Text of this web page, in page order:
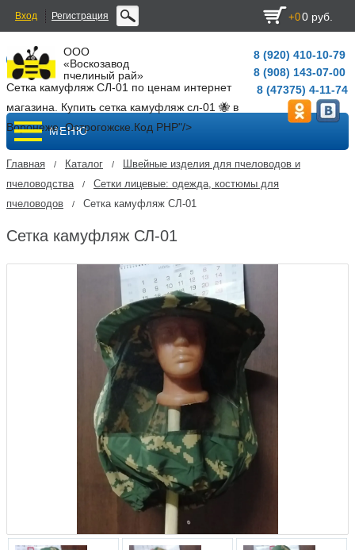
Вход Регистрация +00 руб.
ООО
«Воскозавод
пчелиный рай»
Сетка камуфляж СЛ-01 по ценам интернет
магазина. Купить сетка камуфляж сл-01 🐝 в
Воронеже, Острогожске. Код PHP"/>
8 (920) 410-10-79
8 (908) 143-07-00
8 (47375) 4-11-74
МЕНЮ
Главная / Каталог /
Швейные изделия для пчеловодов и
пчеловодства
/
Сетки лицевые: одежда, костюмы для
пчеловодов
/ Сетка камуфляж СЛ-01
Сетка камуфляж СЛ-01